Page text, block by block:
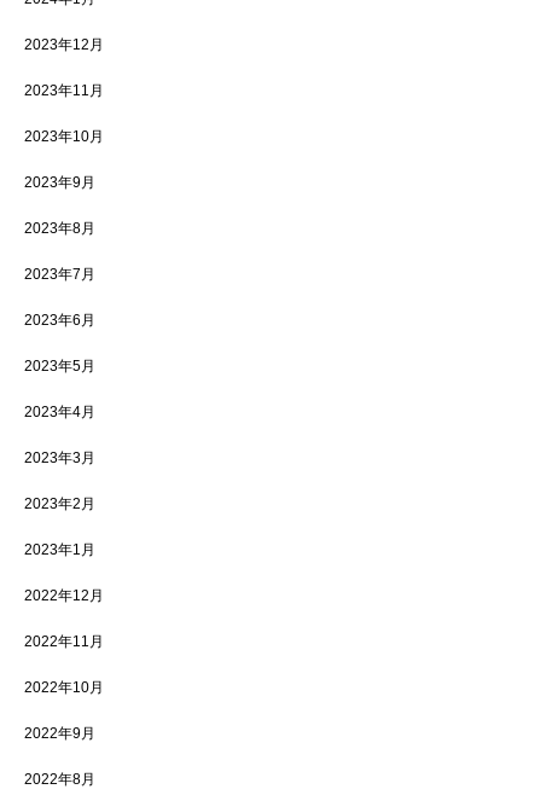
2023年12月
2023年11月
2023年10月
2023年9月
2023年8月
2023年7月
2023年6月
2023年5月
2023年4月
2023年3月
2023年2月
2023年1月
2022年12月
2022年11月
2022年10月
2022年9月
2022年8月